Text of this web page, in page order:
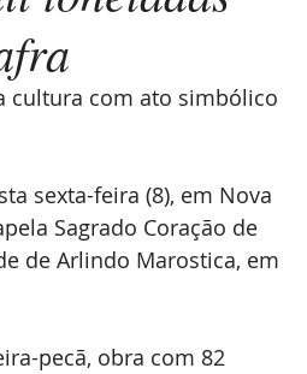
cultura com ato simbólico
sexta-feira (8), em Nova
Sagrado Coração de
de Arlindo Marostica, em
pecã, obra com 82